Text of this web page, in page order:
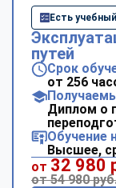
Есть
путей
Срок
от 256
Диплом о
Обучение
Высшее,
от 32 980
от 54 980